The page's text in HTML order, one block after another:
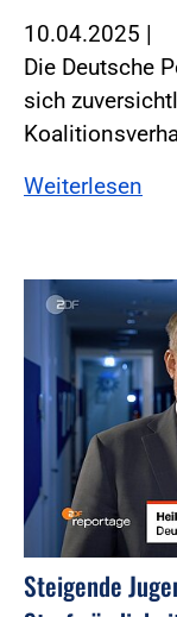
10.04.2025 |
Die Deutsche
sich
Weiterlesen
Steigende